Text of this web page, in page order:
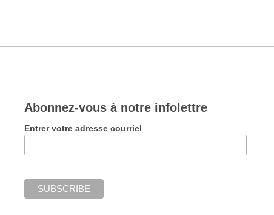
Abonnez-vous à notre infolettre
Entrer votre adresse courriel